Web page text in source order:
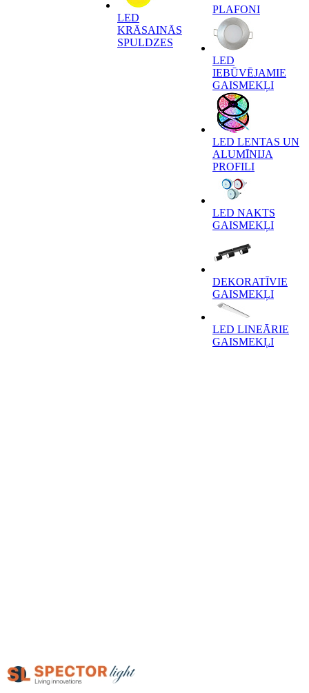
LED
KRĀSAINĀS
SPULDZES
PLAFONI
LED
IEBŪVĒJAMIE
GAISMEKĻI
LED LENTAS UN
ALUMĪNIJA
PROFILI
LED NAKTS
GAISMEKĻI
DEKORATĪVIE
GAISMEKĻI
LED LINEĀRIE
GAISMEKĻI